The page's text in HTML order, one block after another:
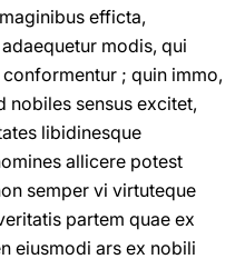
efficta,
modis, qui
; quin immo,
nobiles sensus excitet,
libidinesque
allicere potest
semper vi virtuteque
partem quae ex
eiusmodi ars ex nobili